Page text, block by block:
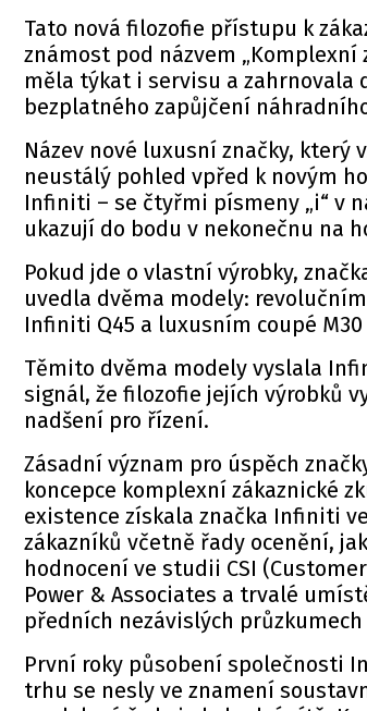
Tato nová filozofie přístupu k
známost pod názvem
měla týkat i servisu a zahrnovala
bezplatného zapůjčení
Název nové luxusní značky, který
neustálý pohled vpřed k novým
Infiniti – se čtyřmi písmeny „i“ v
ukazují do bodu v nekonečnu na
Pokud jde o vlastní výrobky,
uvedla dvěma modely:
Infiniti Q45 a luxusním coupé
Těmito dvěma modely vyslala
signál, že filozofie jejích výrobků
nadšení pro řízení.
Zásadní význam pro úspěch
koncepce komplexní zákaznické
existence získala značka Infiniti
zákazníků včetně řady ocenění,
hodnocení ve studii CSI
Power & Associates a trvalé
předních nezávislých
První roky působení společnosti
trhu se nesly ve znamení